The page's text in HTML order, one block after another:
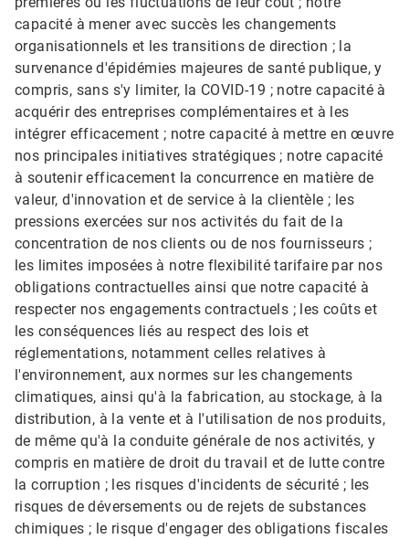
capacité à mener avec succès les changements
organisationnels et les transitions de direction ; la
survenance d'épidémies majeures de santé publique, y
compris, sans s'y limiter, la COVID-19 ; notre capacité à
acquérir des entreprises complémentaires et à les
intégrer efficacement ; notre capacité à mettre en œuvre
nos principales initiatives stratégiques ; notre capacité
à soutenir efficacement la concurrence en matière de
valeur, d'innovation et de service à la clientèle ; les
pressions exercées sur nos activités du fait de la
concentration de nos clients ou de nos fournisseurs ;
les limites imposées à notre flexibilité tarifaire par nos
obligations contractuelles ainsi que notre capacité à
respecter nos engagements contractuels ; les coûts et
les conséquences liés au respect des lois et
réglementations, notamment celles relatives à
l'environnement, aux normes sur les changements
climatiques, ainsi qu'à la fabrication, au stockage, à la
distribution, à la vente et à l'utilisation de nos produits,
de même qu'à la conduite générale de nos activités, y
compris en matière de droit du travail et de lutte contre
la corruption ; les risques d'incidents de sécurité ; les
risques de déversements ou de rejets de substances
chimiques ; le risque d'engager des obligations fiscales